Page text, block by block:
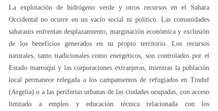
La explotación de hidrógeno verde y otros recursos en el Sahara
Occidental no ocurre en un vacío social ni político. Las comunidades
saharauis enfrentan desplazamiento, marginación económica y exclusión
de los beneficios generados en su propio territorio. Los recursos
naturales, tanto tradicionales como energéticos, son controlados por el
Estado marroquí y las corporaciones extranjeras, mientras la población
local permanece relegada a los campamentos de refugiados en Tinduf
(Argelia) o a las periferias urbanas de las ciudades ocupadas, con acceso
limitado a empleo y educación técnica relacionada con los